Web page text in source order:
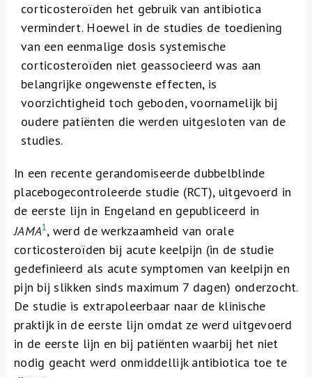
corticosteroïden het gebruik van antibiotica
vermindert. Hoewel in de studies de toediening
van een eenmalige dosis systemische
corticosteroïden niet geassocieerd was aan
belangrijke ongewenste effecten, is
voorzichtigheid toch geboden, voornamelijk bij
oudere patiënten die werden uitgesloten van de
studies.
In een recente gerandomiseerde dubbelblinde
placebogecontroleerde studie (RCT), uitgevoerd in
de eerste lijn in Engeland en gepubliceerd in
JAMA1, werd de werkzaamheid van orale
corticosteroïden bij acute keelpijn (in de studie
gedefinieerd als acute symptomen van keelpijn en
pijn bij slikken sinds maximum 7 dagen) onderzocht.
De studie is extrapoleerbaar naar de klinische
praktijk in de eerste lijn omdat ze werd uitgevoerd
in de eerste lijn en bij patiënten waarbij het niet
nodig geacht werd onmiddellijk antibiotica toe te